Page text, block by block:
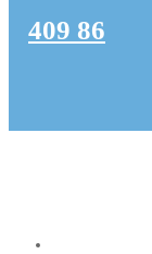
409 86